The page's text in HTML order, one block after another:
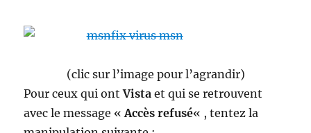
(clic sur l’image pour l’agrandir)
Pour ceux qui ontVistaet qui se retrouvent
avec le message «Accès refusé« , tentez la